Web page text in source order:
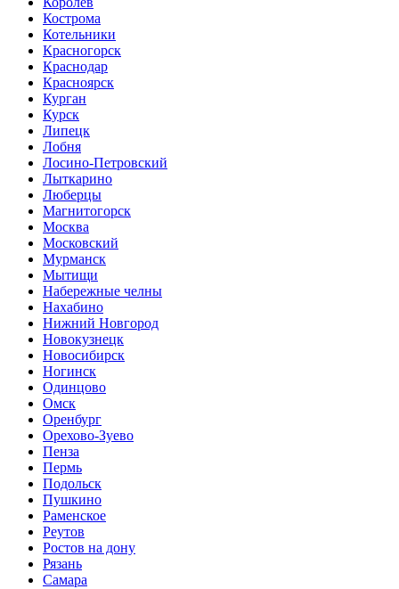
Кострома
Котельники
Красногорск
Краснодар
Красноярск
Курган
Курск
Липецк
Лобня
Лосино-Петровский
Лыткарино
Люберцы
Магнитогорск
Москва
Московский
Мурманск
Мытищи
Набережные челны
Нахабино
Нижний Новгород
Новокузнецк
Новосибирск
Ногинск
Одинцово
Омск
Оренбург
Орехово-Зуево
Пенза
Пермь
Подольск
Пушкино
Раменское
Реутов
Ростов на дону
Рязань
Самара